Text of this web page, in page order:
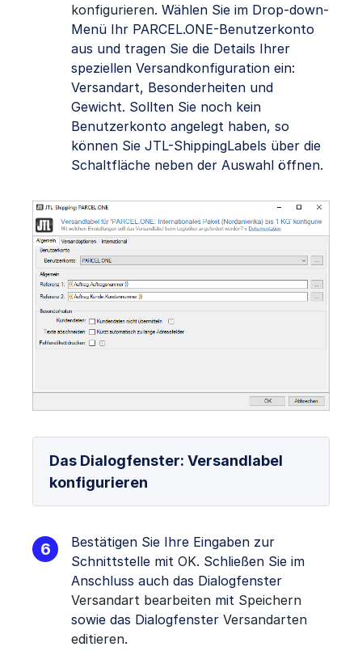
konfigurieren. Wählen Sie im Drop-down-
Menü Ihr PARCEL.ONE-Benutzerkonto
aus und tragen Sie die Details Ihrer
speziellen Versandkonfiguration ein:
Versandart, Besonderheiten und
Gewicht. Sollten Sie noch kein
Benutzerkonto angelegt haben, so
können Sie JTL-ShippingLabels über die
Schaltfläche neben der Auswahl öffnen.
Das Dialogfenster: Versandlabel
konfigurieren
Bestätigen Sie Ihre Eingaben zur
Schnittstelle mit OK. Schließen Sie im
Anschluss auch das Dialogfenster
Versandart bearbeiten mit Speichern
sowie das Dialogfenster Versandarten
editieren.